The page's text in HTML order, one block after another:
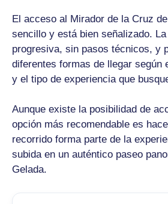
El acceso al Mirador de la Cruz
sencillo y está bien señalizado.
progresiva, sin pasos técnicos, y
diferentes formas de llegar según
y el tipo de experiencia que
Aunque existe la posibilidad de
opción más recomendable es
recorrido forma parte de la
subida en un auténtico paseo
Gelada.